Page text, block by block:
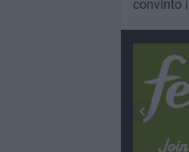
convinto